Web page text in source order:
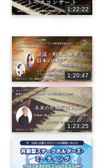
1:22:22
1:20:47
1:23:25